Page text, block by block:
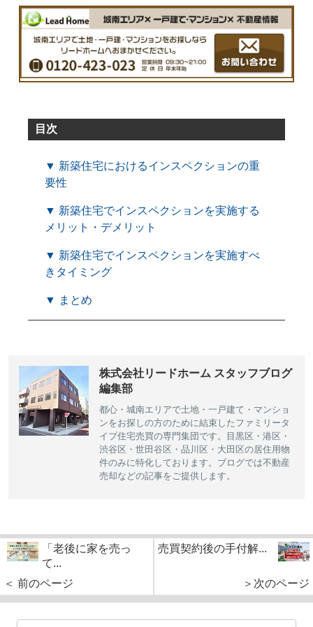
目次
▼ 新築住宅におけるインスペクションの重
要性
▼ 新築住宅でインスペクションを実施する
メリット・デメリット
▼ 新築住宅でインスペクションを実施すべ
きタイミング
▼ まとめ
株式会社リードホーム スタッフブログ
編集部
都心・城南エリアで土地・一戸建て・マンショ
ンをお探しの方のために結束したファミリータ
イプ住宅売買の専門集団です。目黒区・港区・
渋谷区・世田谷区・品川区・大田区の居住用物
件のみに特化しております。ブログでは不動産
売却などの記事をご提供します。
「老後に家を売っ
て...
＜ 前のページ
売買契約後の手付解...
＞次のページ